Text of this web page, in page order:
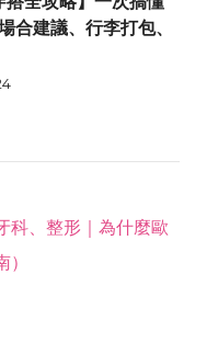
合建議、行李打包、